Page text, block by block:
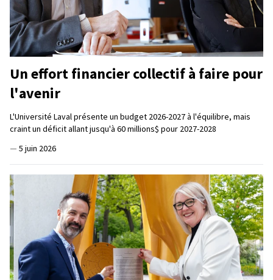
Un effort financier collectif à faire pour
l'avenir
L'Université Laval présente un budget 2026-2027 à l'équilibre, mais
craint un déficit allant jusqu'à 60 millions$ pour 2027-2028
— 5 juin 2026